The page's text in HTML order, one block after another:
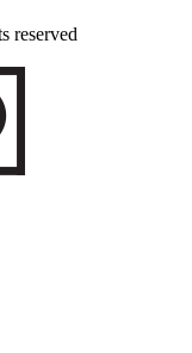
reserved